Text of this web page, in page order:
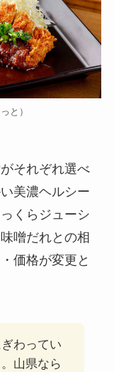
と）
それぞれ選べ
美濃ヘルシー
くらジューシ
噌だれとの相
価格が変更と
わってい
山県なら